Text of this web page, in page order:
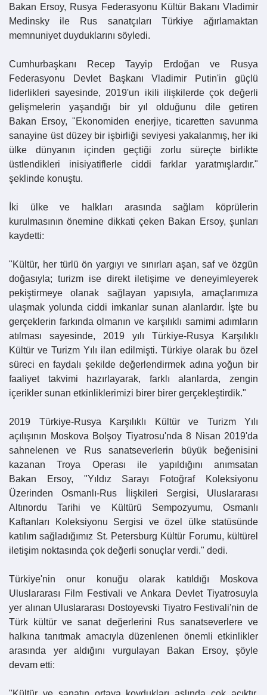
Bakan Ersoy, Rusya Federasyonu Kültür Bakanı Vladimir
Medinsky ile Rus sanatçıları Türkiye ağırlamaktan
memnuniyet duyduklarını söyledi.
Cumhurbaşkanı Recep Tayyip Erdoğan ve Rusya
Federasyonu Devlet Başkanı Vladimir Putin'in güçlü
liderlikleri sayesinde, 2019'un ikili ilişkilerde çok değerli
gelişmelerin yaşandığı bir yıl olduğunu dile getiren
Bakan
Ersoy, "Ekonomiden enerjiye, ticaretten savunma
sanayine üst düzey bir işbirliği seviyesi yakalanmış, her iki
ülke dünyanın içinden geçtiği zorlu süreçte birlikte
üstlendikleri inisiyatiflerle ciddi farklar yaratmışlardır."
şeklinde konuştu.
İki ülke ve halkları arasında sağlam köprülerin
kurulmasının önemine dikkati çeken Bakan Ersoy, şunları
kaydetti:
"Kültür, her türlü ön yargıyı ve sınırları aşan, saf ve özgün
doğasıyla; turizm ise direkt iletişime ve deneyimleyerek
pekiştirmeye olanak sağlayan yapısıyla, amaçlarımıza
ulaşmak yolunda ciddi imkanlar sunan alanlardır. İşte bu
gerçeklerin farkında olmanın ve karşılıklı samimi adımların
atılması sayesinde, 2019 yılı Türkiye-Rusya Karşılıklı
Kültür ve Turizm Yılı ilan edilmişti. Türkiye olarak bu özel
süreci en faydalı şekilde değerlendirmek adına yoğun bir
faaliyet takvimi hazırlayarak, farklı alanlarda, zengin
içerikler sunan etkinliklerimizi birer birer gerçekleştirdik."
2019 Türkiye-Rusya Karşılıklı Kültür ve Turizm Yılı
açılışının Moskova Bolşoy Tiyatrosu'nda 8 Nisan 2019'da
sahnelenen ve Rus sanatseverlerin büyük beğenisini
kazanan Troya Operası ile yapıldığını anımsatan
Bakan
Ersoy, "Yıldız Sarayı Fotoğraf Koleksiyonu
Üzerinden Osmanlı-Rus İlişkileri Sergisi, Uluslararası
Altınordu Tarihi ve Kültürü Sempozyumu, Osmanlı
Kaftanları Koleksiyonu Sergisi ve özel ülke statüsünde
katılım sağladığımız St. Petersburg Kültür Forumu, kültürel
iletişim noktasında çok değerli sonuçlar verdi." dedi.
Türkiye'nin onur konuğu olarak katıldığı Moskova
Uluslararası Film Festivali ve Ankara Devlet Tiyatrosuyla
yer alınan Uluslararası Dostoyevski Tiyatro Festivali'nin de
Türk kültür ve sanat değerlerini Rus sanatseverlere ve
halkına tanıtmak amacıyla düzenlenen önemli etkinlikler
arasında yer aldığını vurgulayan Bakan
Ersoy, şöyle
devam etti: